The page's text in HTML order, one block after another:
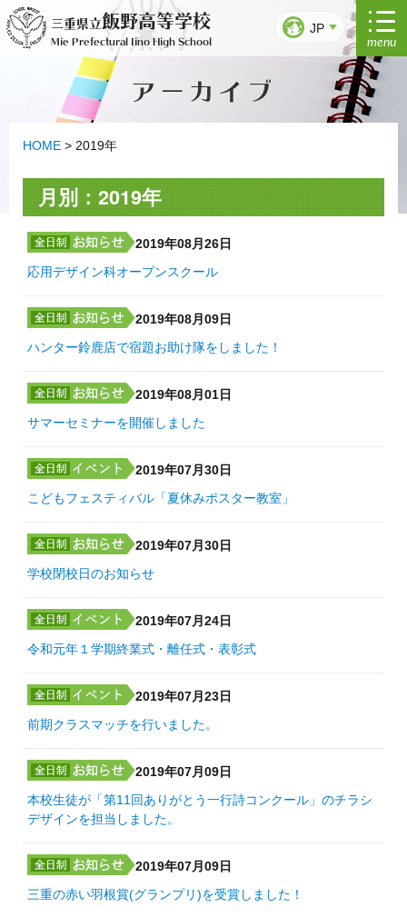
ン
三重県立飯野高等学校
Mie Prefectural Iino High School
JP
menu
アーカイブ
HOME > 2019年
月別：2019年
2019年08月26日
応用デザイン科オープンスクール
2019年08月09日
ハンター鈴鹿店で宿題お助け隊をしました！
2019年08月01日
サマーセミナーを開催しました
2019年07月30日
こどもフェスティバル「夏休みポスター教室」
2019年07月30日
学校閉校日のお知らせ
2019年07月24日
令和元年１学期終業式・離任式・表彰式
2019年07月23日
前期クラスマッチを行いました。
2019年07月09日
本校生徒が「第11回ありがとう一行詩コンクール」のチラシ
デザインを担当しました。
2019年07月09日
三重の赤い羽根賞(グランプリ)を受賞しました！